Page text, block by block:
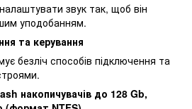
звук так, щоб він
уподобанням.
та керування
безліч способів підключення та
накопичувачів до 128 Gb,